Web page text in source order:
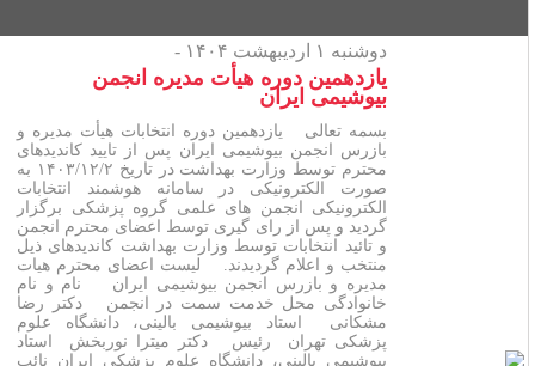
دوشنبه ۱ اردیبهشت ۱۴۰۴ -
یازدهمین دوره هیأت مدیره انجمن
بیوشیمی ایران
بسمه تعالی یازدهمین دوره انتخابات هیأت مدیره و
بازرس انجمن بیوشیمی ایران پس از تایید کاندیدهای
محترم توسط وزارت بهداشت در تاریخ ۱۴۰۳/۱۲/۲ به
صورت الکترونیکی در سامانه هوشمند انتخابات
الکترونیکی انجمن های علمی گروه پزشکی برگزار
گردید و پس از رای گیری توسط اعضای محترم انجمن
و تائید انتخابات توسط وزارت بهداشت کاندیدهای ذیل
منتخب و اعلام گردیدند. لیست اعضای محترم هیات
مدیره و بازرس انجمن بیوشیمی ایران نام و نام
خانوادگی محل خدمت سمت در انجمن دکتر رضا
مشکانی استاد بیوشیمی بالینی، دانشگاه علوم
پزشکی تهران رئیس دکتر میترا نوربخش استاد
بیوشیمی بالینی، دانشگاه علوم پزشکی ایران نائب